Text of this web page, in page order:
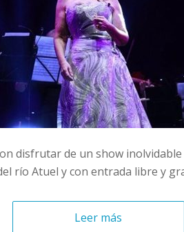
disfrutar de un show
río Atuel y con entrada libre y
Leer más